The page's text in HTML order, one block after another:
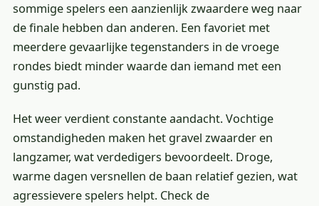
sommige spelers een aanzienlijk zwaardere weg naar
de finale hebben dan anderen. Een favoriet met
meerdere gevaarlijke tegenstanders in de vroege
rondes biedt minder waarde dan iemand met een
gunstig pad.
Het weer verdient constante aandacht. Vochtige
omstandigheden maken het gravel zwaarder en
langzamer, wat verdedigers bevoordeelt. Droge,
warme dagen versnellen de baan relatief gezien, wat
agressievere spelers helpt. Check de